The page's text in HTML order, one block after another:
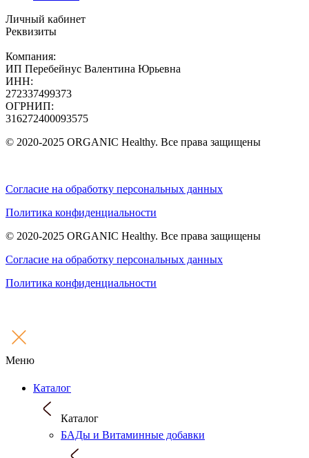
Личный кабинет
Реквизиты
Компания:
ИП Перебейнус Валентина Юрьевна
ИНН:
272337499373
ОГРНИП:
316272400093575
© 2020-2025 ORGANIC Healthy. Все права защищены
Согласие на обработку персональных данных
Политика конфиденциальности
© 2020-2025 ORGANIC Healthy. Все права защищены
Согласие на обработку персональных данных
Политика конфиденциальности
Меню
Каталог
Каталог
БАДы и Витаминные добавки